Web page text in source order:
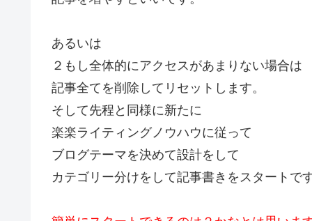
あるいは
２もし全体的にアクセスがあまりない場合は
記事全てを削除してリセットします。
そして先程と同様に新たに
楽楽ライティングノウハウに従って
ブログテーマを決めて設計をして
カテゴリー分けをして記事書きをスタートで